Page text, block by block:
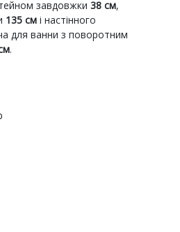
завдовжки 38 см,
135 см і настінного
для ванни з поворотним
.